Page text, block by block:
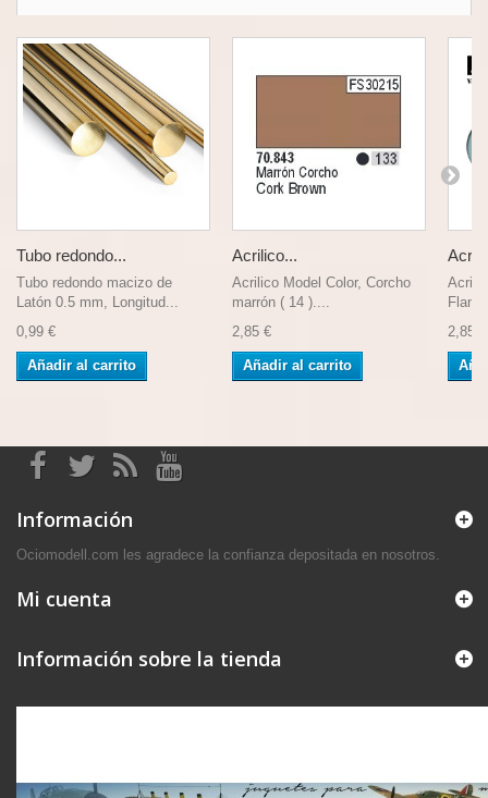
Tubo redondo...
Tubo redondo macizo de
Latón 0.5 mm, Longitud...
0,99 €
Añadir al carrito
Acrilico...
Acrilico Model Color, Corcho
marrón ( 14 )....
2,85 €
Añadir al carrito
2,85 €
Información
Ociomodell.com les agradece la confianza depositada en nosotros.
Mi cuenta
Información sobre la tienda